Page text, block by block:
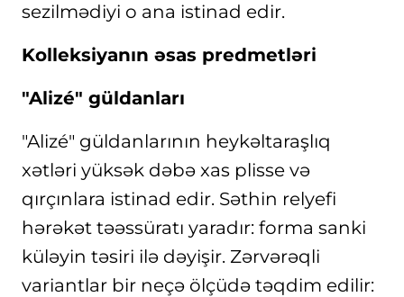
sezilmədiyi o ana istinad edir.
Kolleksiyanın əsas predmetləri
"Alizé" güldanları
"Alizé" güldanlarının heykəltaraşlıq
xətləri yüksək dəbə xas plisse və
qırçınlara istinad edir. Səthin relyefi
hərəkət təəssüratı yaradır: forma sanki
küləyin təsiri ilə dəyişir. Zərvərəqli
variantlar bir neçə ölçüdə təqdim edilir: